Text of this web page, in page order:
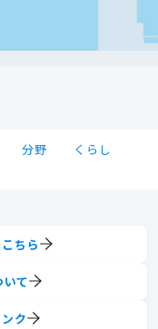
分野
くらし
ちら
いて
ク